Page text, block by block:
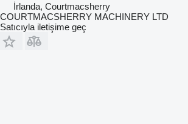
İrlanda, Courtmacsherry
COURTMACSHERRY MACHINERY LTD
Satıcıyla iletişime geç